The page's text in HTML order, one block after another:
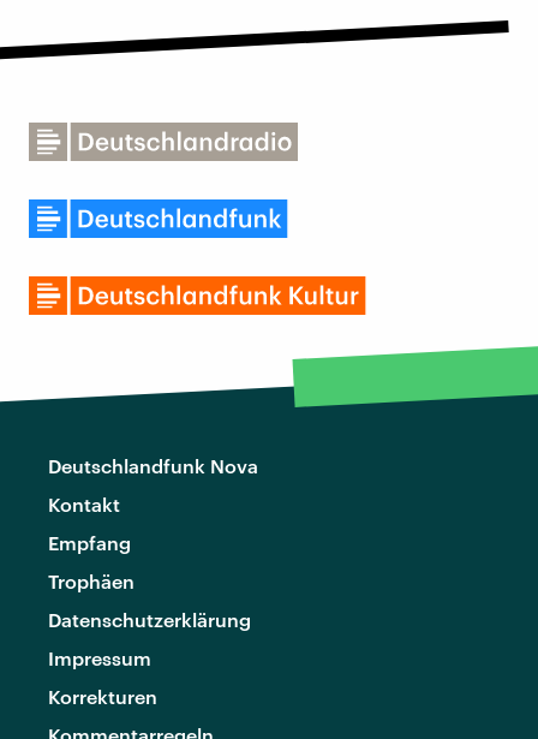
Deutschlandfunk Nova
Kontakt
Empfang
Trophäen
Datenschutzerklärung
Impressum
Korrekturen